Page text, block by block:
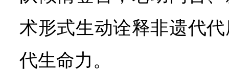
术形式生动诠释非遗代
代生命力。